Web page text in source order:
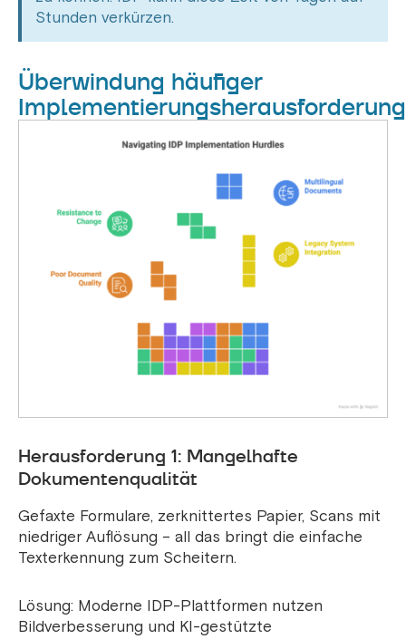
Stunden verkürzen.
Überwindung häufiger
Herausforderung 1: Mangelhafte
Dokumentenqualität
Gefaxte Formulare, zerknittertes Papier, Scans mit
niedriger Auflösung – all das bringt die einfache
Texterkennung zum Scheitern.
Lösung: Moderne IDP-Plattformen nutzen
Bildverbesserung und KI-gestützte